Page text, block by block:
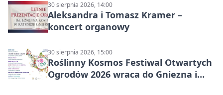
30 sierpnia 2026, 14:00
Aleksandra i Tomasz Kramer –
koncert organowy
30 sierpnia 2026, 15:00
Roślinny Kosmos Festiwal Otwartych
Ogrodów 2026 wraca do Gniezna i